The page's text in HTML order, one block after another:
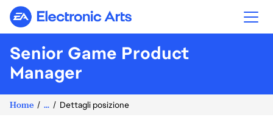
Electronic Arts
Senior Game Product
Manager
Home ... Dettagli posizione